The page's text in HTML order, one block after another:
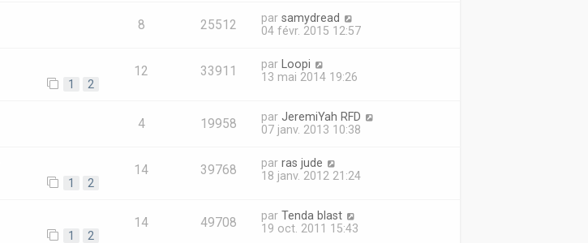
8 25512 par samydread
04 févr. 2015 12:57
1 2
12 33911 par
Loopi
13 mai 2014 19:26
4 19958 par JeremiYah RFD
07 janv. 2013 10:38
1 2
14 39768 par ras jude
18 janv. 2012 21:24
1 2
14 49708 par Tenda blast
19 oct. 2011 15:43